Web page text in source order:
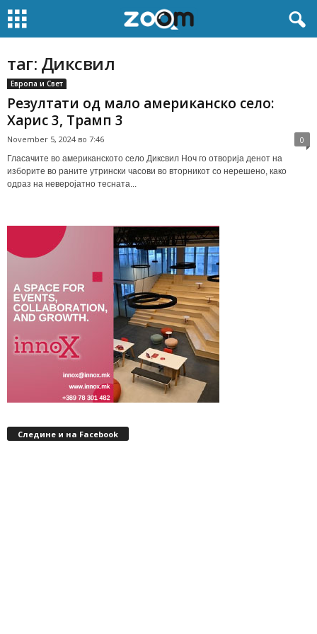
таг: Диксвил
Европа и Свет
Резултати од мало американско село:
Харис 3, Трамп 3
November 5, 2024 во 7:46 0
Гласачите во американското село Диксвил Ноч го отворија денот на
изборите во раните утрински часови во вторникот со нерешено, како
одраз на неверојатно тесната...
Следине и на Facebook